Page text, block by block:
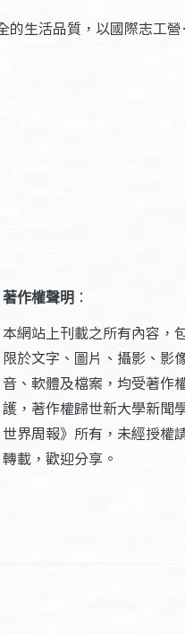
的生活品質，以國際志工
著作權聲明 ：
本網站上刊載之所有內容，
限於文字、圖片、攝影、影
音、軟體及檔案，均受著作
護，著作權歸世新大學新聞
世界周報》所有，未經授權
轉載，歡迎分享。